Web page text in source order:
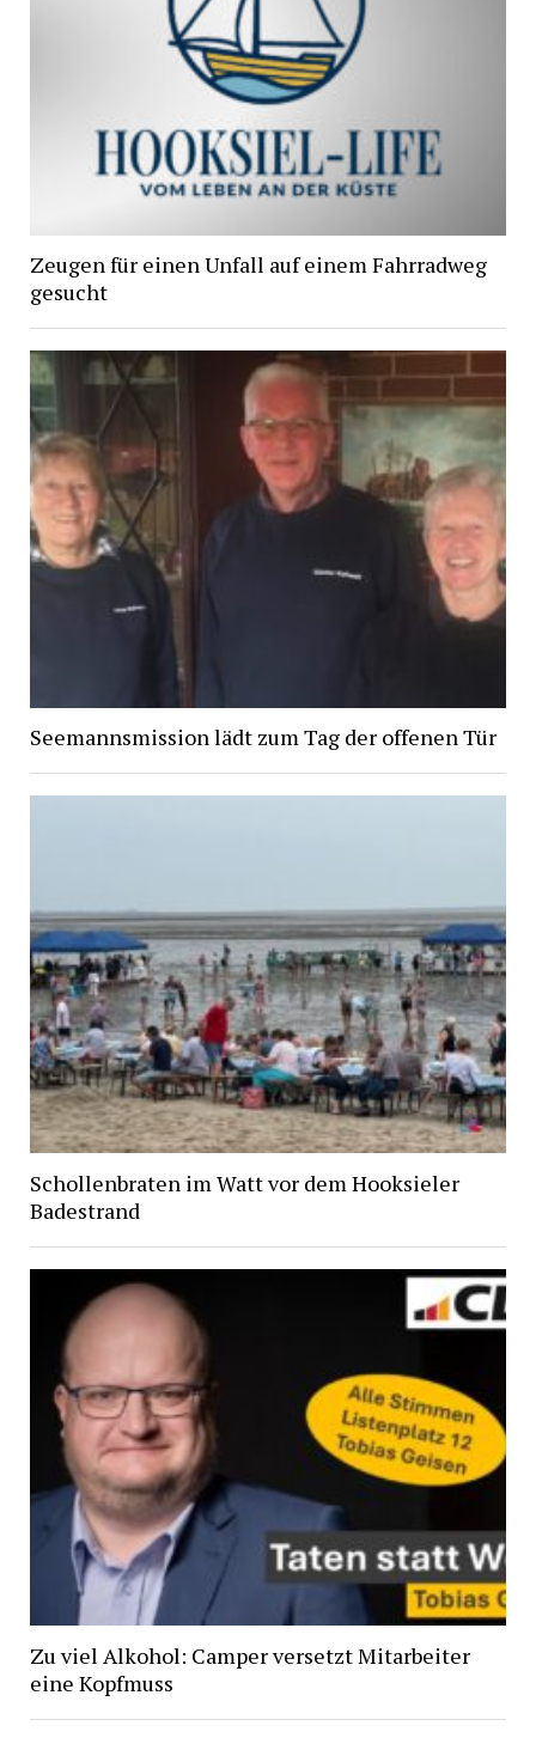
Zeugen für einen Unfall auf einem Fahrradweg
gesucht
Seemannsmission lädt zum Tag der offenen Tür
Schollenbraten im Watt vor dem Hooksieler
Badestrand
Zu viel Alkohol: Camper versetzt Mitarbeiter
eine Kopfmuss